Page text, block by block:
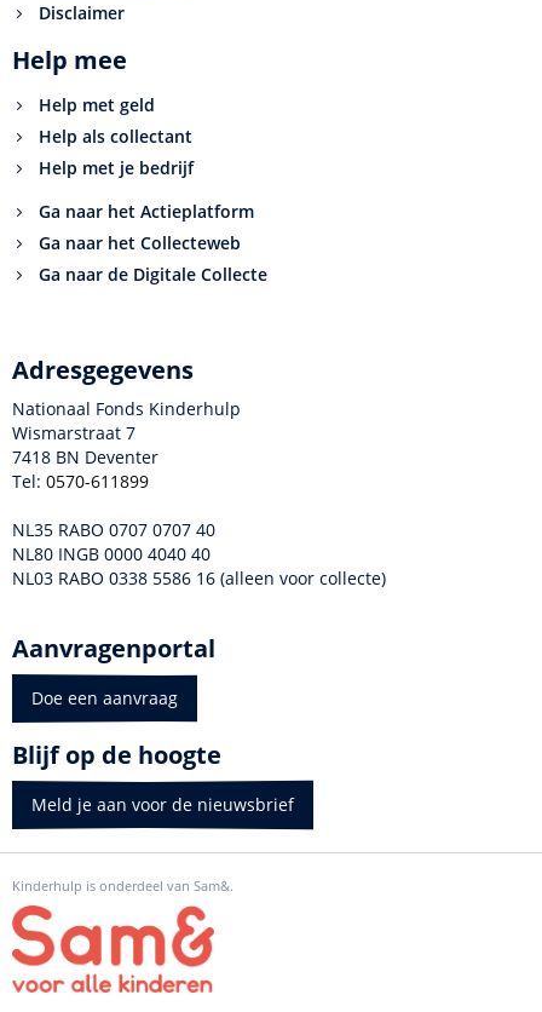
Disclaimer
Help mee
Help met geld
Help als collectant
Help met je bedrijf
Ga naar het Actieplatform
Ga naar het Collecteweb
Ga naar de Digitale Collecte
Adresgegevens
Nationaal Fonds Kinderhulp
Wismarstraat 7
7418 BN Deventer
Tel: 0570-611899
NL35 RABO 0707 0707 40
NL80 INGB 0000 4040 40
NL03 RABO 0338 5586 16 (alleen voor collecte)
Aanvragenportal
Doe een aanvraag
Blijf op de hoogte
Meld je aan voor de nieuwsbrief
Kinderhulp is onderdeel van Sam&.